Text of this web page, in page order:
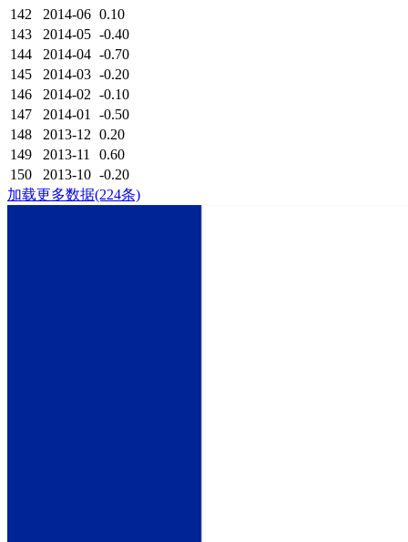
142
2014-06 0.10
143
2014-05 -0.40
144
2014-04 -0.70
145
2014-03 -0.20
146
2014-02 -0.10
147
2014-01
-0.50
148
2013-12 0.20
149
2013-11
0.60
150
2013-10 -0.20
加载更多数据(224条)